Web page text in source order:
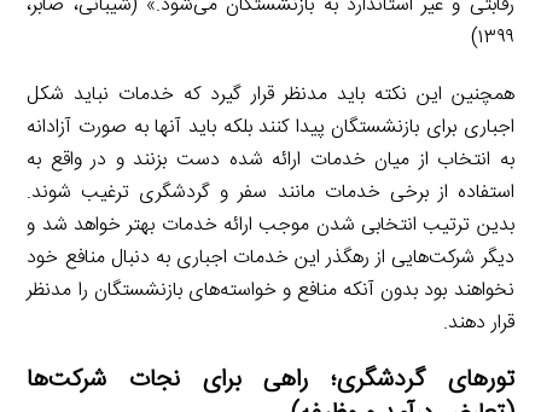
۱۳۹۹)
همچنین این نکته باید مدنظر قرار گیرد که خدمات نباید شکل
اجباری برای بازنشستگان پیدا کنند بلکه باید آنها به صورت آزادانه
به انتخاب از میان خدمات ارائه شده دست بزنند و در واقع به
استفاده از برخی خدمات مانند سفر و گردشگری ترغیب شوند.
بدین ترتیب انتخابی شدن موجب ارائه خدمات بهتر خواهد شد و
دیگر شرکت‌هایی از رهگذر این خدمات اجباری به دنبال منافع خود
نخواهند بود بدون آنکه منافع و خواسته‌های بازنشستگان را مدنظر
قرار دهند.
تورهای گردشگری؛ راهی برای نجات شرکت‌ها